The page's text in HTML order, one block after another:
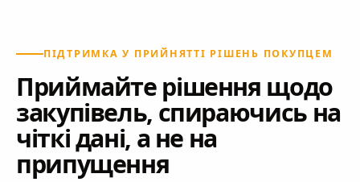
ПІДТРИМКА У ПРИЙНЯТТІ РІШЕНЬ ПОКУПЦЕМ
Приймайте рішення щодо
закупівель, спираючись на
чіткі дані, а не на
припущення